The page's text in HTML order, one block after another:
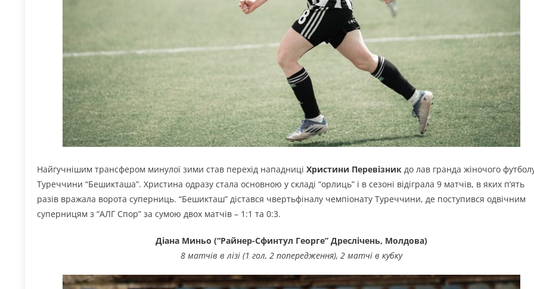
Найгучнішим трансфером минулої зими став перехід нападниці Христини Перевізник до лав гранда жіночого
Туреччини “Бешикташа”. Христина одразу стала основною у складі “орлиць” і в сезоні відіграла 9 матчів, в яких п’ять
разів вражала ворота суперниць. “Бешикташ” дістався чвертьфіналу чемпіонату Туреччини, де поступився одвічним
суперницям з “АЛГ Спор” за сумою двох матчів – 1:1 та 0:3.
Діана Миньо (“Райнер-Сфинтул Георге” Дреслічень, Молдова)
8 матчів в лізі (1 гол, 2 попередження), 2 матчі в кубку